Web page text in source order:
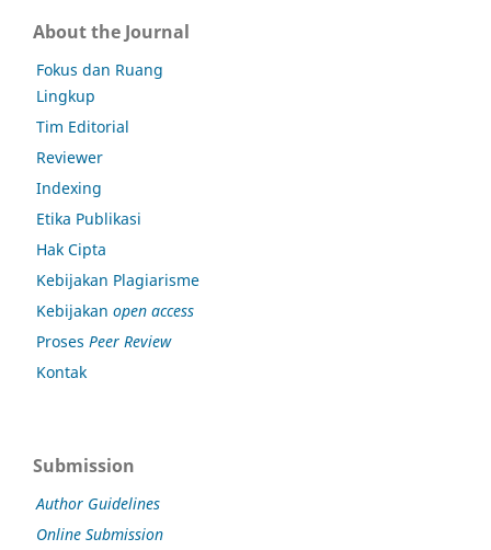
About the Journal
Fokus dan Ruang
Lingkup
Tim Editorial
Reviewer
Indexing
Etika Publikasi
Hak Cipta
Kebijakan Plagiarisme
Kebijakan open access
Proses Peer Review
Kontak
Submission
Author Guidelines
Online Submission